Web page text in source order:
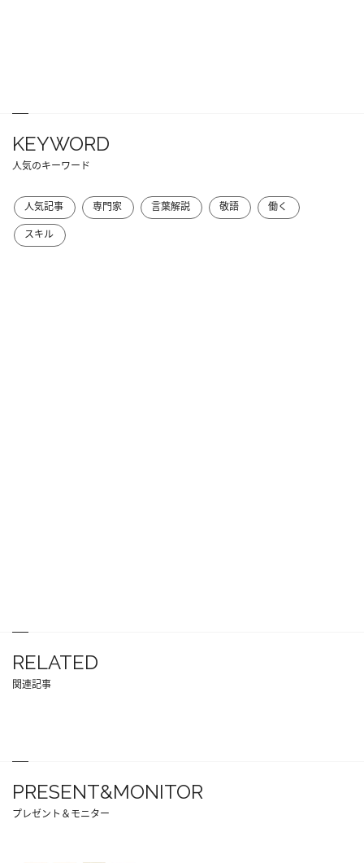
KEYWORD
人気のキーワード
人気記事 専門家 言葉解説 敬語
働く
スキル
RELATED
関連記事
PRESENT&MONITOR
プレゼント＆モニター